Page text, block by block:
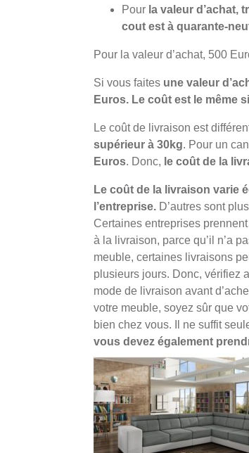
Pour la valeur d’achat,
cout est à quarante-
Pour la valeur d’achat, 500
Si vous faites une valeur
Euros. Le coût est le même
Le coût de livraison est
supérieur à 30kg. Pour un
Euros. Donc, le coût de la
Le coût de la livraison varie
l’entreprise. D’autres sont
Certaines entreprises
à la livraison, parce qu’il n’a
meuble, certaines livraisons
plusieurs jours. Donc, vérifiez
mode de livraison avant
votre meuble, soyez sûr que
bien chez vous. Il ne suffit
vous devez également